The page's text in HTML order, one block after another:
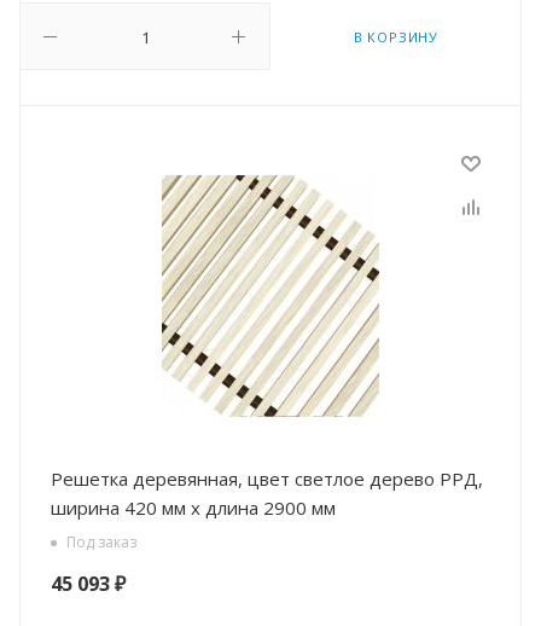
В КОРЗИНУ
Решетка деревянная, цвет светлое дерево РРД,
ширина 420 мм х длина 2900 мм
Под заказ
45 093₽